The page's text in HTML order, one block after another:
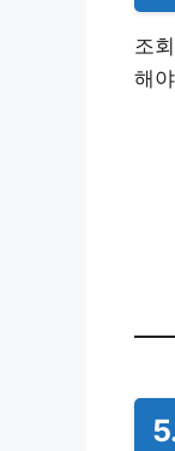
조
해